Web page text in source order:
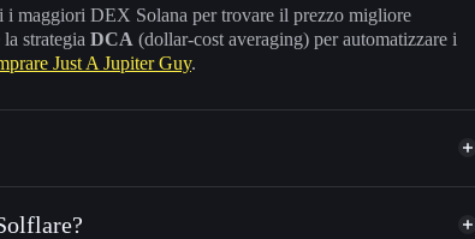
maggiori DEX Solana per trovare il prezzo migliore
la strategia DCA (dollar-cost averaging) per automatizzare i
Just A Jupiter Guy.